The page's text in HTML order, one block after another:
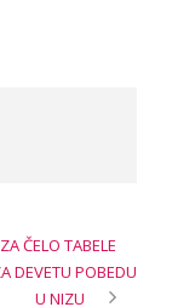
ČELO TABELE
DEVETU POBEDU
U NIZU